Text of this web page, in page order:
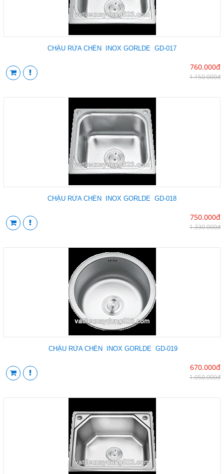
CHẬU RỬA CHÉN INOX GORLDE GD-017
760.000đ
1.150.000đ
CHẬU RỬA CHÉN INOX GORLDE GD-018
750.000đ
1.330.000đ
CHẬU RỬA CHÉN INOX GORLDE GD-019
670.000đ
1.050.000đ